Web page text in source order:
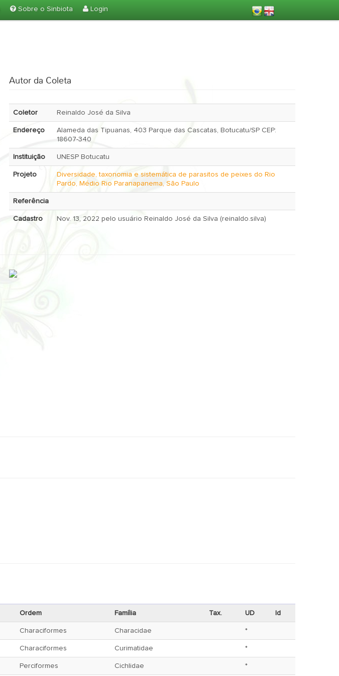
Sobre o Sinbiota Login
Autor da Coleta
Coletor Reinaldo José da Silva
Endereço
Alameda das Tipuanas, 403 Parque das Cascatas, Botucatu/SP CEP:
18607-340
Instituição UNESP Botucatu
Projeto
Diversidade, taxonomia e sistemática de parasitos de peixes do Rio
Pardo, Médio Rio Paranapanema, São Paulo
Referência
Cadastro Nov. 13, 2022 pelo usuário Reinaldo José da Silva (reinaldo.silva)
Ordem Família Tax. UD Id
Characiformes Characidae *
Characiformes Curimatidae *
Perciformes Cichlidae *